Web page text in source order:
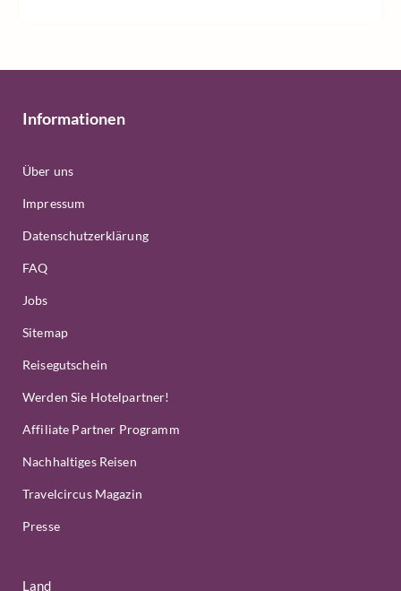
Informationen
Über uns
Impressum
Datenschutzerklärung
FAQ
Jobs
Sitemap
Reisegutschein
Werden Sie Hotelpartner!
Affiliate Partner Programm
Nachhaltiges Reisen
Travelcircus Magazin
Presse
Land